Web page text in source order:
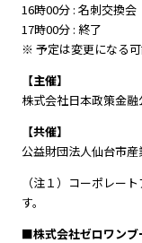
16時00分 : 名刺交換会
17時00分 : 終了
※ 予定は変更になる可
【主催】
株式会社日本政策金
【共催】
公益財団法人仙台市
（注１）コーポレー
す。
■株式会社ゼロワンブ